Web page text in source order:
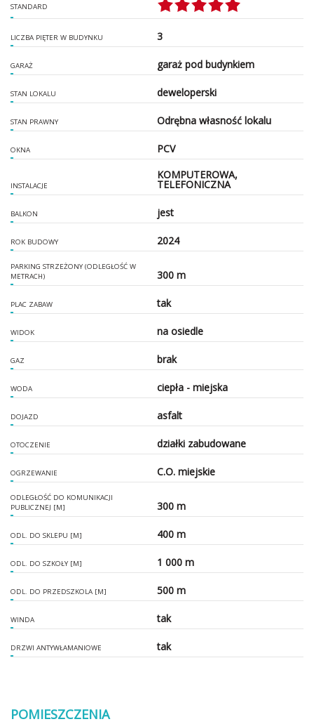
STANDARD
LICZBA PIĘTER W BUDYNKU 3
GARAŻ garaż pod budynkiem
STAN LOKALU deweloperski
STAN PRAWNY Odrębna własność lokalu
OKNA PCV
INSTALACJE
KOMPUTEROWA,
TELEFONICZNA
BALKON jest
ROK BUDOWY 2024
PARKING STRZEŻONY (ODLEGŁOŚĆ W
METRACH)
300 m
PLAC ZABAW tak
WIDOK na osiedle
GAZ brak
WODA ciepła - miejska
DOJAZD asfalt
OTOCZENIE działki zabudowane
OGRZEWANIE C.O. miejskie
ODLEGŁOŚĆ DO KOMUNIKACJI
PUBLICZNEJ [M]
300 m
ODL. DO SKLEPU [M] 400 m
ODL. DO SZKOŁY [M] 1 000 m
ODL. DO PRZEDSZKOLA [M] 500 m
WINDA tak
DRZWI ANTYWŁAMANIOWE tak
POMIESZCZENIA